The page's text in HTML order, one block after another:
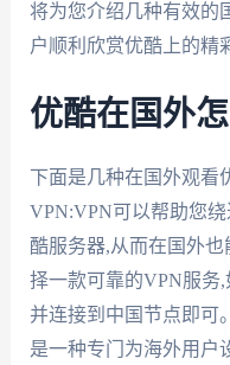
将为您介绍几种有效的
户顺利欣赏优酷上的精
优酷在国外
下面是几种在国外观看
VPN:VPN可以帮助您
酷服务器,从而在国外
择一款可靠的VPN服务,
并连接到中国节点即可
是一种专门为海外用户